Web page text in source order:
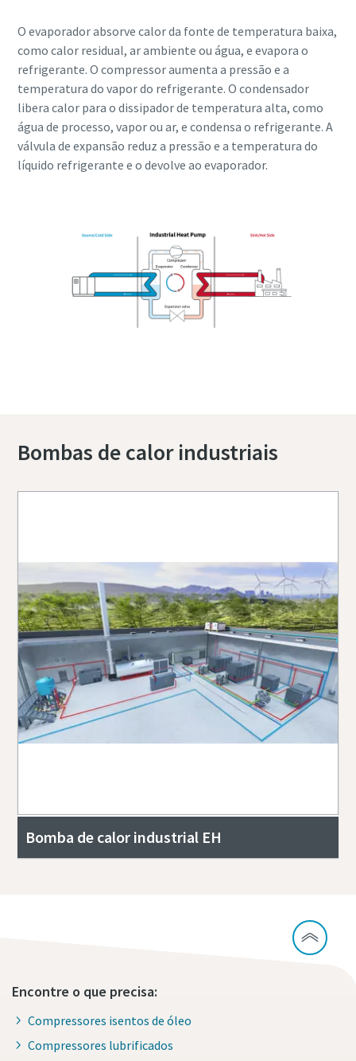
O evaporador absorve calor da fonte de temperatura baixa,
como calor residual, ar ambiente ou água, e evapora o
refrigerante. O compressor aumenta a pressão e a
temperatura do vapor do refrigerante. O condensador
libera calor para o dissipador de temperatura alta, como
água de processo, vapor ou ar, e condensa o refrigerante. A
válvula de expansão reduz a pressão e a temperatura do
líquido refrigerante e o devolve ao evaporador.
Bombas de calor industriais
Bomba de calor industrial EH
Encontre o que precisa:
Compressores isentos de óleo
Compressores lubrificados